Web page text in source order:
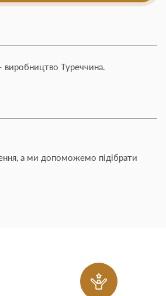
виробництво Туреччина.
а ми допоможемо підібрати